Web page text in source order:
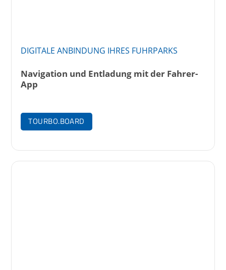
DIGITALE ANBINDUNG IHRES FUHRPARKS
Navigation und Entladung mit der Fahrer-
App
TOURBO.BOARD